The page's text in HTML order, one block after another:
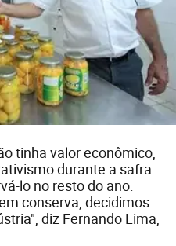
tinha valor econômico,
durante a safra.
lo no resto do ano.
conserva, decidimos
diz Fernando Lima,